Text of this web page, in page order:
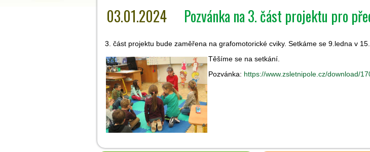
03.01.2024 Pozvánka na 3. část projektu pro
3. část projektu bude zaměřena na grafomotorické cviky. Setkáme se 9.ledna v
Těšíme se na setkání.
Pozvánka: https://www.zsletnipole.cz/download/